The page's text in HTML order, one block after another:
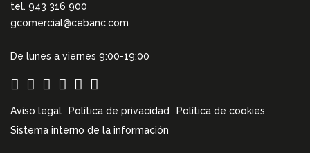
tel. 943 316 900
gcomercial@cebanc.com
De lunes a viernes 9:00-19:00
Aviso legal Política de privacidad
Política de cookies
Sistema interno de la información